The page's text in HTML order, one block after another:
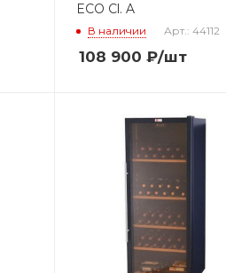
ECO Cl. A
В наличии Арт.: 44112
108 900 ₽/шт